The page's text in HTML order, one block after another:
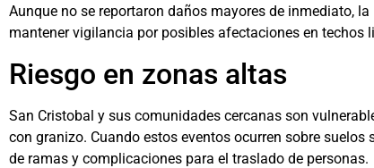
Aunque no se reportaron daños mayores de inmediato,
mantener vigilancia por posibles afectaciones en techos
Riesgo en zonas altas
San Cristobal y sus comunidades cercanas son
con granizo. Cuando estos eventos ocurren sobre
de ramas y complicaciones para el traslado de personas.